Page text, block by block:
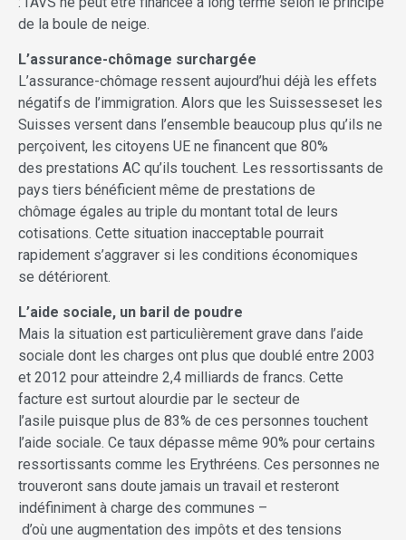
de la boule de neige.
L’assurance-chômage surchargée
L’assurance-chômage ressent aujourd’hui déjà les effets
négatifs de l’immigration. Alors que les Suissesseset les
Suisses versent dans l’ensemble beaucoup plus qu’ils ne
perçoivent, les citoyens UE ne financent que 80%
des prestations AC qu’ils touchent. Les ressortissants de
pays tiers bénéficient même de prestations de
chômage égales au triple du montant total de leurs
cotisations. Cette situation inacceptable pourrait
rapidement s’aggraver si les conditions économiques
se détériorent.
L’aide sociale, un baril de poudre
Mais la situation est particulièrement grave dans l’aide
sociale dont les charges ont plus que doublé entre 2003
et 2012 pour atteindre 2,4 milliards de francs. Cette
facture est surtout alourdie par le secteur de
l’asile puisque plus de 83% de ces personnes touchent
l’aide sociale. Ce taux dépasse même 90% pour certains
ressortissants comme les Erythréens. Ces personnes ne
trouveront sans doute jamais un travail et resteront
indéfiniment à charge des communes –
d’où une augmentation des impôts et des tensions